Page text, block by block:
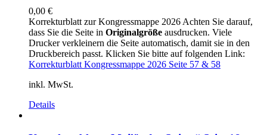
0,00 €
Korrekturblatt zur Kongressmappe 2026 Achten Sie darauf,
dass Sie die Seite in Originalgröße ausdrucken. Viele
Drucker verkleinern die Seite automatisch, damit sie in den
Druckbereich passt. Klicken Sie bitte auf folgenden Link:
Korrekturblatt Kongressmappe 2026 Seite 57 & 58
inkl. MwSt.
Details